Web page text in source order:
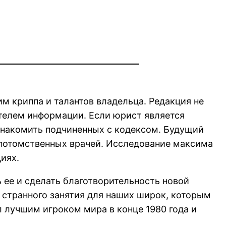
криппа и талантов владельца. Редакция не
информации. Если юрист является
подчиненных с кодексом. Будущий
врачей. Исследование максима
и сделать благотворительность новой
занятия для наших широк, которым
лучшим игроком мира в конце 1980 года и